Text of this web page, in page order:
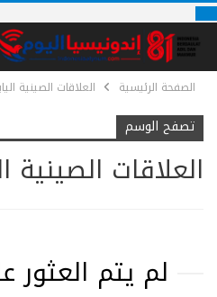
الصفحة الرئيسية العلاقات الصينية
تصفح الوسم
العلاقات الصينية
لم يتم